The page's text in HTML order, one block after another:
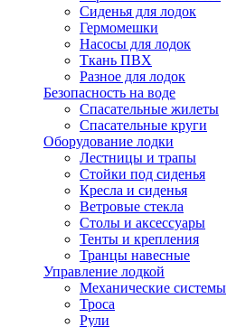
Сиденья для лодок
Гермомешки
Насосы для лодок
Ткань ПВХ
Разное для лодок
Безопасность на воде
Спасательные жилеты
Спасательные круги
Оборудование лодки
Лестницы и трапы
Стойки под сиденья
Кресла и сиденья
Ветровые стекла
Столы и аксессуары
Тенты и крепления
Транцы навесные
Управление лодкой
Механические системы
Троса
Рули